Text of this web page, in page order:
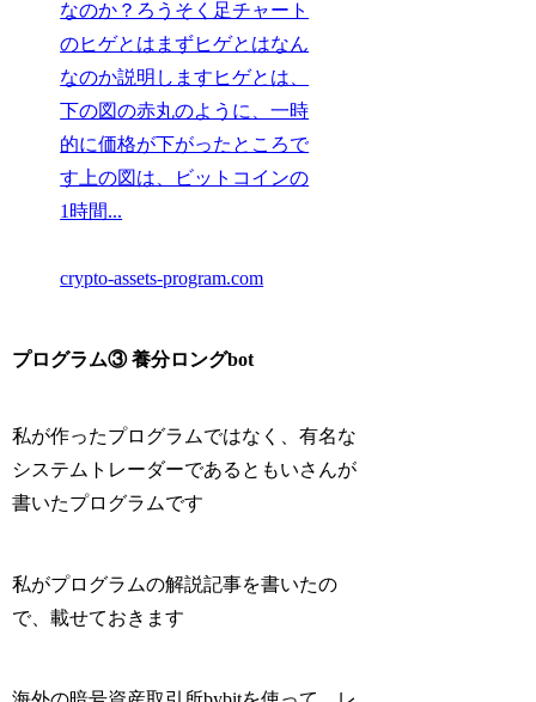
なのか？ろうそく足チャート
のヒゲとはまずヒゲとはなん
なのか説明しますヒゲとは、
下の図の赤丸のように、一時
的に価格が下がったところで
す上の図は、ビットコインの
1時間...
crypto-assets-program.com
プログラム③ 養分ロングbot
私が作ったプログラムではなく、有名な
システムトレーダーであるともいさんが
書いたプログラムです
私がプログラムの解説記事を書いたの
で、載せておきます